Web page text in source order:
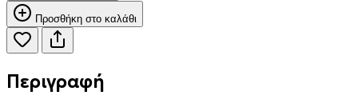
Προσθήκη στο καλάθι
Περιγραφή